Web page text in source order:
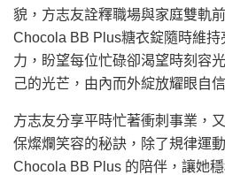
貌，方志友詮釋職場與家庭雙軌
Chocola BB Plus糖衣錠隨時維
力，盼望每位忙碌卻渴望時刻容
己的光芒，由內而外綻放耀眼自信
方志友分享平時忙著衝刺事業，
保燦爛笑容的秘訣，除了規律運
Chocola BB Plus 的陪伴，讓她